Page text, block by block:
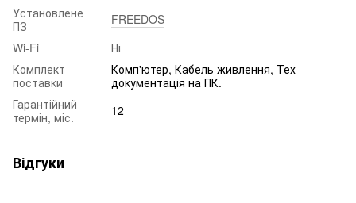
Установлене
ПЗ
FREEDOS
Wi-Fi
Ні
Комплект
поставки
Комп'ютер, Кабель живлення, Тех-
документація на ПК.
Гарантійний
термін, міс.
12
Відгуки